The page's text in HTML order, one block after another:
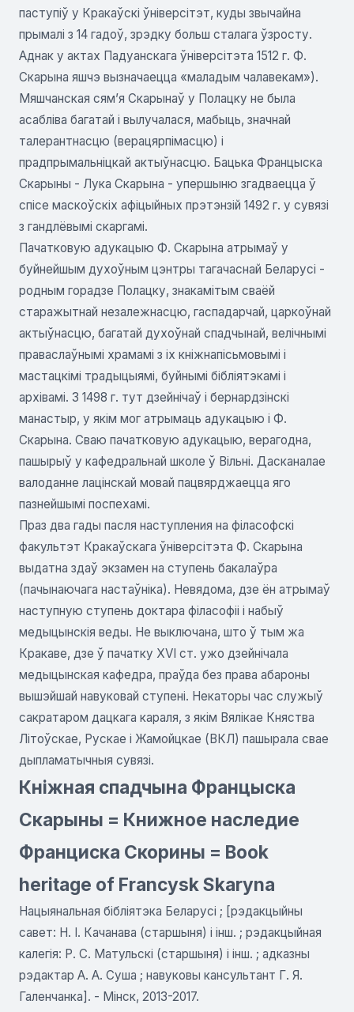
паступіў у Кракаўскі ўніверсітэт, куды звычайна
прымалі з 14 гадоў, зрэдку больш сталага ўзросту.
Аднак у актах Падуанскага ўніверсітэта 1512 г. Ф.
Скарына яшчэ вызначаецца «маладым чалавекам»).
Мяшчанская сям’я Скарынаў у Полацку не была
асабліва багатай і вылучалася, мабыць, значнай
талерантнасцю (верацярпімасцю) і
прадпрымальніцкай актыўнасцю. Бацька Францыска
Скарыны - Лука Скарына - упершыню згадваецца ў
спісе маскоўскіх афіцыйных прэтэнзій 1492 г. у сувязі
з гандлёвымі скаргамі.
Пачатковую адукацыю Ф. Скарына атрымаў у
буйнейшым духоўным цэнтры тагачаснай Беларусі -
родным горадзе Полацку, знакамітым сваёй
старажытнай незалежнасцю, гаспадарчай, царкоўнай
актыўнасцю, багатай духоўнай спадчынай, велічнымі
праваслаўнымі храмамі з іх кніжнапісьмовымі і
мастацкімі традыцыямі, буйнымі бібліятэкамі і
архівамі. 3 1498 г. тут дзейнічаў і бернардзінскі
манастыр, у якім мог атрымаць адукацыю і Ф.
Скарына. Сваю пачатковую адукацыю, верагодна,
пашырыў у кафедральнай школе ў Вільні. Дасканалае
валоданне лацінскай мовай пацвярджаецца яго
пазнейшымі поспехамі.
Праз два гады пасля наступления на філасофскі
факультэт Кракаўскага ўніверсітэта Ф. Скарына
выдатна здаў экзамен на ступень бакалаўра
(пачынаючага настаўніка). Невядома, дзе ён атрымаў
наступную ступень доктара філасофіі і набыў
медыцынскія веды. Не выключана, што ў тым жа
Кракаве, дзе ў пачатку XVI ст. ужо дзейнічала
медыцынская кафедра, праўда без права абароны
вышэйшай навуковай ступені. Некаторы час служыў
сакратаром дацкага караля, з якім Вялікае Княства
Літоўскае, Рускае і Жамойцкае (ВКЛ) пашырала свае
дыпламатычныя сувязі.
Кніжная спадчына Францыска
Скарыны = Книжное наследие
Франциска Скорины = Book
heritage of Francysk Skaryna
Нацыянальная бібліятэка Беларусі ; [рэдакцыйны
савет: Н. I. Качанава (старшыня) і інш. ; рэдакцыйная
калегія: Р. С. Матульскі (старшыня) і інш. ; адказны
рэдактар А. А. Суша ; навуковы кансультант Г. Я.
Галенчанка]. - Мінск, 2013-2017.